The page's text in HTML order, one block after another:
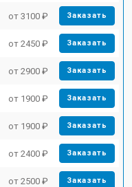
от 3100 ₽ Заказать
от 2450 ₽ Заказать
от 2900 ₽ Заказать
от 1900 ₽ Заказать
от 1900 ₽ Заказать
от 2400 ₽ Заказать
от 2500 ₽ Заказать